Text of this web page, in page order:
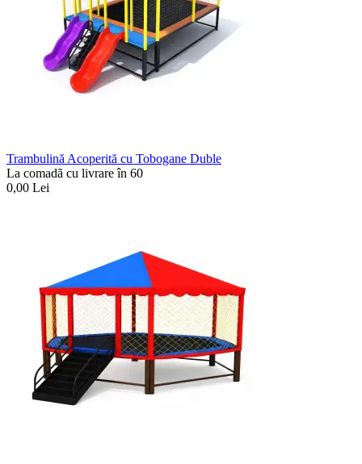
Trambulină Acoperită cu Tobogane Duble
La comadã cu livrare în 60
0,00 Lei